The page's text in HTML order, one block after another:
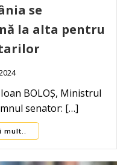
se
la alta pentru
BOLOȘ, Ministrul
senator: […]
mult..